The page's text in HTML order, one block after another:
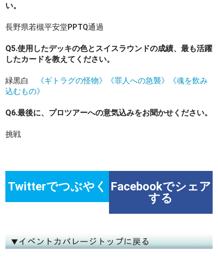
い。
長野県若槻平安堂PPTQ通過
Q5.使用したデッキの色とスイスラウンドの成績、最も活躍
したカードを教えてください。
緑黒白 《ギトラグの怪物》 《罪人への急襲》
《魂を飲み
込むもの》
Q6.最後に、プロツアーへの意気込みをお聞かせください。
挑戦
Twitterでつぶやく
Facebookでシェア
する